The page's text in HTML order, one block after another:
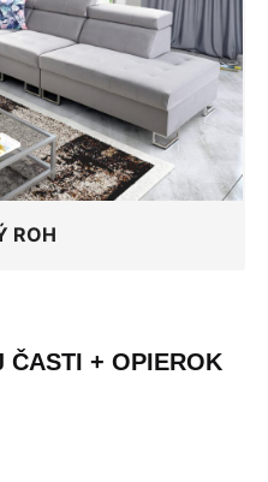
ROH
ČASTI + OPIEROK